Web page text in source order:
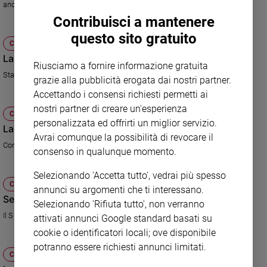
Adolescenza
Riflessioni
Foto
Video
Podcast
anche per Camerun e Danimarca
CULTURA E SPETTACOLI
La Germania a un passo dagli ottavi
Stasera contro la Serbia potrebbe già ottenere il passaggio del girone
CULTURA E SPETTACOLI
La Francia si gioca gli ottavi
Contro il Messico in cerca di vittoria per continuare il Mondiale
CULTURA E SPETTACOLI
Seconda prova per i Bafana Bafana
Il Sud Africa in campo contro il Parguay, esordio per Spagna e Cile
CULTURA E SPETTACOLI
Contribuisci a mantenere
questo sito gratuito
Riusciamo a fornire informazione gratuita
grazie alla pubblicità erogata dai nostri partner.
Accettando i consensi richiesti permetti ai
nostri partner di creare un'esperienza
personalizzata ed offrirti un miglior servizio.
Avrai comunque la possibilità di revocare il
consenso in qualunque momento.
Selezionando 'Accetta tutto', vedrai più spesso
annunci su argomenti che ti interessano.
Selezionando 'Rifiuta tutto', non verranno
attivati annunci Google standard basati su
cookie o identificatori locali; ove disponibile
potranno essere richiesti annunci limitati.